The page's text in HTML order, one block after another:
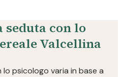
seduta con lo
Valcellina
psicologo varia in base a